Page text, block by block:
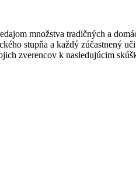
množstva tradičných a
stupňa a každý zúčastnený
zverencov k nasledujúcim